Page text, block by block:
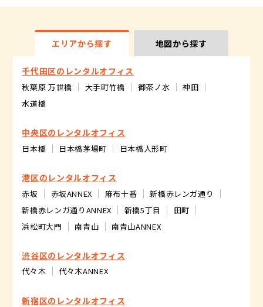
エリアから探す 地図から探す
千代田区のレンタルオフィス
秋葉原 万世橋 大手町竹橋 御茶ノ水
神田
水道橋
中央区のレンタルオフィス
日本橋 日本橋茅場町 日本橋人形町
港区のレンタルオフィス
赤坂 赤坂ANNEX 麻布十番
新橋赤レンガ通り
新橋赤レンガ通りANNEX
新橋5丁目
田町
浜松町大門
南青山 南青山ANNEX
渋谷区のレンタルオフィス
代々木 代々木ANNEX
新宿区のレンタルオフィス